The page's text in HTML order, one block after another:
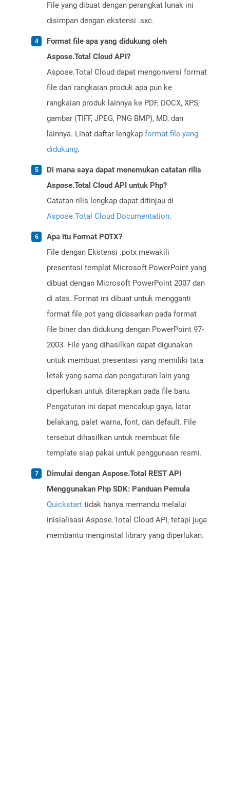
File yang dibuat dengan perangkat lunak ini
disimpan dengan ekstensi .sxc.
Format file apa yang didukung oleh
Aspose.Total Cloud API?
Aspose.Total Cloud dapat mengonversi format
file dari rangkaian produk apa pun ke
rangkaian produk lainnya ke PDF, DOCX, XPS,
gambar (TIFF, JPEG, PNG BMP), MD, dan
lainnya. Lihat daftar lengkap format file yang
didukung.
Di mana saya dapat menemukan catatan rilis
Aspose.Total Cloud API untuk Php?
Catatan rilis lengkap dapat ditinjau di
Aspose.Total Cloud Documentation.
Apa itu Format POTX?
File dengan Ekstensi .potx mewakili
presentasi templat Microsoft PowerPoint yang
dibuat dengan Microsoft PowerPoint 2007 dan
di atas. Format ini dibuat untuk mengganti
format file pot yang didasarkan pada format
file biner dan didukung dengan PowerPoint 97-
2003. File yang dihasilkan dapat digunakan
untuk membuat presentasi yang memiliki tata
letak yang sama dan pengaturan lain yang
diperlukan untuk diterapkan pada file baru.
Pengaturan ini dapat mencakup gaya, latar
belakang, palet warna, font, dan default. File
tersebut dihasilkan untuk membuat file
template siap pakai untuk penggunaan resmi.
Dimulai dengan Aspose.Total REST API
Menggunakan Php SDK: Panduan Pemula
Quickstart tidak hanya memandu melalui
inisialisasi Aspose.Total Cloud API, tetapi juga
membantu menginstal library yang diperlukan.